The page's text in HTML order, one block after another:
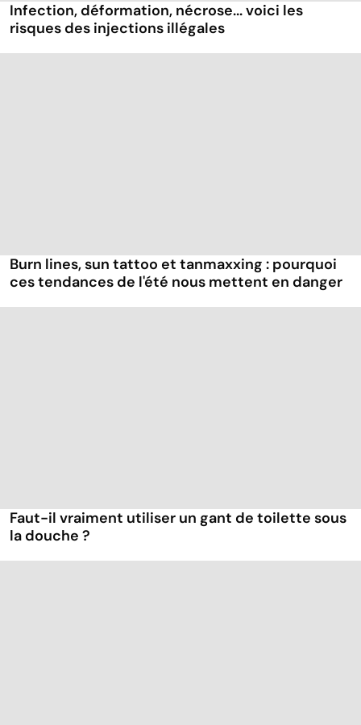
Infection, déformation, nécrose... voici les
risques des injections illégales
Burn lines, sun tattoo et tanmaxxing : pourquoi
ces tendances de l'été nous mettent en danger
Faut-il vraiment utiliser un gant de toilette sous
la douche ?